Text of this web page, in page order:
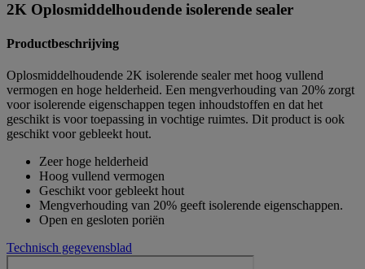
2K Oplosmiddelhoudende isolerende sealer
Productbeschrijving
Oplosmiddelhoudende 2K isolerende sealer met hoog vullend
vermogen en hoge helderheid. Een mengverhouding van 20% zorgt
voor isolerende eigenschappen tegen inhoudstoffen en dat het
geschikt is voor toepassing in vochtige ruimtes. Dit product is ook
geschikt voor gebleekt hout.
Zeer hoge helderheid
Hoog vullend vermogen
Geschikt voor gebleekt hout
Mengverhouding van 20% geeft isolerende eigenschappen.
Open en gesloten poriën
Technisch gegevensblad